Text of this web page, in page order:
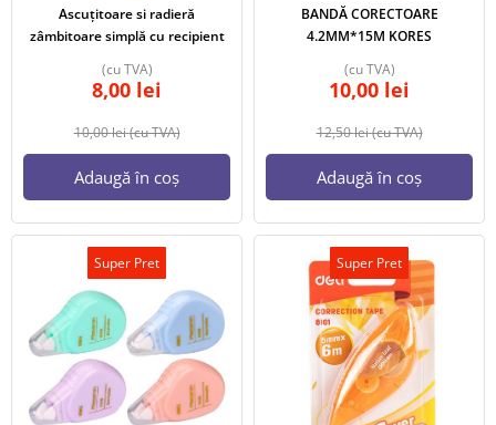
Ascuțitoare si radieră
zâmbitoare simplă cu recipient
10,00lei(cu TVA)
8,00 lei
(cu TVA)
Adaugă în coș
BANDĂ CORECTOARE
4.2MM*15M KORES
12,50lei(cu TVA)
10,00 lei
(cu TVA)
Adaugă în coș
Super Pret Super Pret